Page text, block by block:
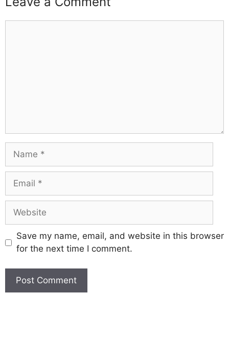
Save my name, email, and website in this browser
for the next time I comment.